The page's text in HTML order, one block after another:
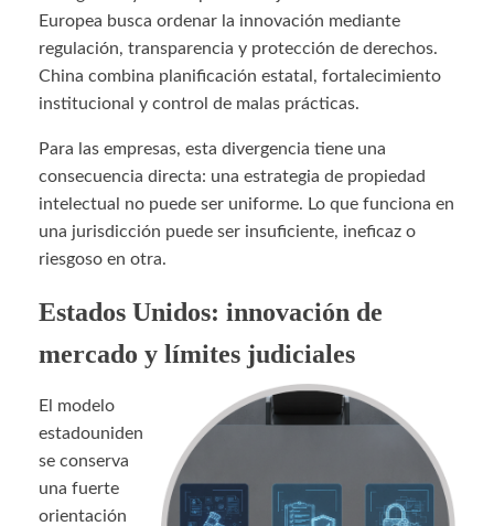
Europea busca ordenar la innovación mediante
regulación, transparencia y protección de derechos.
China combina planificación estatal, fortalecimiento
institucional y control de malas prácticas.
Para las empresas, esta divergencia tiene una
consecuencia directa: una estrategia de propiedad
intelectual no puede ser uniforme. Lo que funciona en
una jurisdicción puede ser insuficiente, ineficaz o
riesgoso en otra.
Estados Unidos: innovación de
mercado y límites judiciales
El modelo
estadouniden
se conserva
una fuerte
orientación